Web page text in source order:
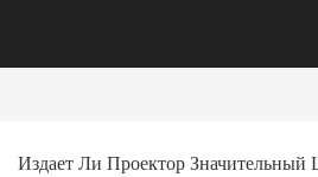
Издает Ли Проектор